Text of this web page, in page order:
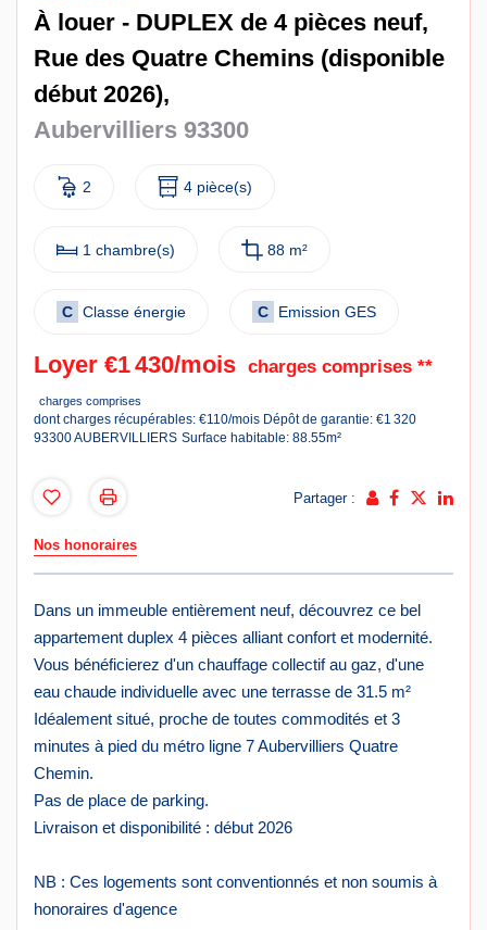
À louer - DUPLEX de 4 pièces neuf,
Rue des Quatre Chemins (disponible
début 2026),
Aubervilliers 93300
2 4 pièce(s)
1 chambre(s) 88 m²
C Classe énergie C Emission GES
Loyer €1 430/mois charges comprises **
charges comprises
dont charges récupérables: €110/mois Dépôt de garantie: €1 320
93300 AUBERVILLIERS Surface habitable: 88.55m²
Partager :
Nos honoraires
Dans un immeuble entièrement neuf, découvrez ce bel
appartement duplex 4 pièces alliant confort et modernité.
Vous bénéficierez d'un chauffage collectif au gaz, d'une
eau chaude individuelle avec une terrasse de 31.5 m²
Idéalement situé, proche de toutes commodités et 3
minutes à pied du métro ligne 7 Aubervilliers Quatre
Chemin.
Pas de place de parking.
Livraison et disponibilité : début 2026
NB : Ces logements sont conventionnés et non soumis à
honoraires d'agence